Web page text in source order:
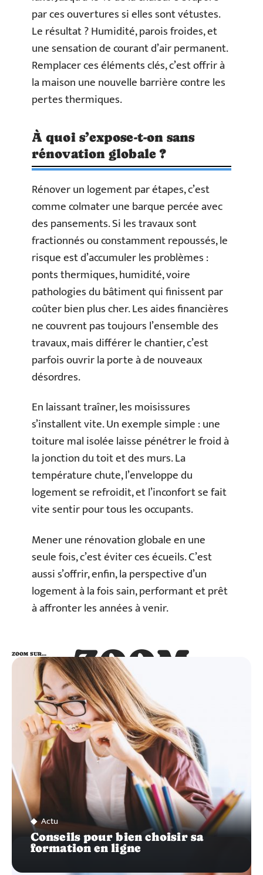
par ces ouvertures si elles sont vétustes.
Le résultat ? Humidité, parois froides, et
une sensation de courant d’air permanent.
Remplacer ces éléments clés, c’est offrir à
la maison une nouvelle barrière contre les
pertes thermiques.
À quoi s’expose-t-on sans
rénovation globale ?
Rénover un logement par étapes, c’est
comme colmater une barque percée avec
des pansements. Si les travaux sont
fractionnés ou constamment repoussés, le
risque est d’accumuler les problèmes :
ponts thermiques, humidité, voire
pathologies du bâtiment qui finissent par
coûter bien plus cher. Les aides financières
ne couvrent pas toujours l’ensemble des
travaux, mais différer le chantier, c’est
parfois ouvrir la porte à de nouveaux
désordres.
En laissant traîner, les moisissures
s’installent vite. Un exemple simple : une
toiture mal isolée laisse pénétrer le froid à
la jonction du toit et des murs. La
température chute, l’enveloppe du
logement se refroidit, et l’inconfort se fait
vite sentir pour tous les occupants.
Mener une rénovation globale en une
seule fois, c’est éviter ces écueils. C’est
aussi s’offrir, enfin, la perspective d’un
logement à la fois sain, performant et prêt
à affronter les années à venir.
ZOOM
SUR…
ZOOM SUR…
Actu
Conseils pour bien choisir sa
formation en ligne